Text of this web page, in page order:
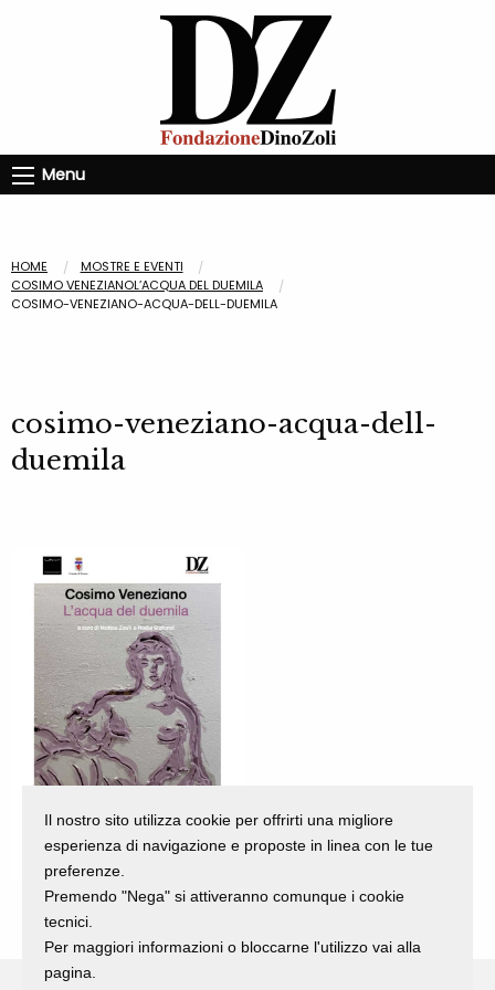
Menu
HOME
MOSTRE E EVENTI
COSIMO VENEZIANOL’ACQUA DEL DUEMILA
COSIMO-VENEZIANO-ACQUA-DELL-DUEMILA
cosimo-veneziano-acqua-dell-
duemila
Il nostro sito utilizza cookie per offrirti una migliore
esperienza di navigazione e proposte in linea con le tue
preferenze.
Premendo "Nega" si attiveranno comunque i cookie
tecnici.
Per maggiori informazioni o bloccarne l'utilizzo vai alla
pagina.